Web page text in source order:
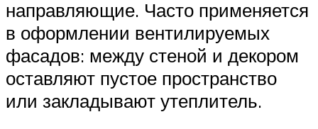
направляющие. Часто применяется
в оформлении вентилируемых
фасадов: между стеной и декором
оставляют пустое пространство
или закладывают утеплитель.